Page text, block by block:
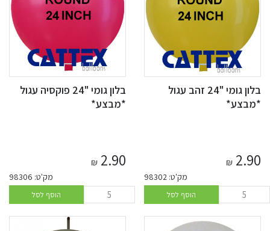
בלון גומי "24 זהב עגול
*מבצע*
2.90
₪
מק'ט: 98302
הוסף לסל
בלון גומי "24 פוקסיה עגול
*מבצע*
2.90
₪
מק'ט: 98306
הוסף לסל